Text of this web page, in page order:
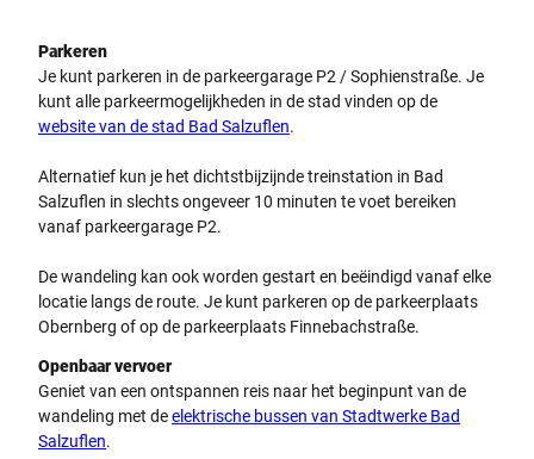
Parkeren
Je kunt parkeren in de parkeergarage P2 / Sophienstraße. Je
kunt alle parkeermogelijkheden in de stad vinden op de
website van de stad Bad Salzuflen.
Alternatief kun je het dichtstbijzijnde treinstation in Bad
Salzuflen in slechts ongeveer 10 minuten te voet bereiken
vanaf parkeergarage P2.
De wandeling kan ook worden gestart en beëindigd vanaf elke
locatie langs de route. Je kunt parkeren op de parkeerplaats
Obernberg of op de parkeerplaats Finnebachstraße.
Openbaar vervoer
Geniet van een ontspannen reis naar het beginpunt van de
wandeling met deelektrische bussen van Stadtwerke Bad
Salzuflen.